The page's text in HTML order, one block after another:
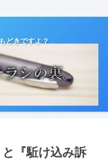
どきですよ？
と『駈け込み訴